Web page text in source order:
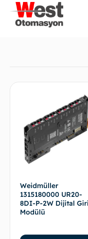
Weidmüller
1315180000 UR20-
8DI-P-2W Dijital
Modülü